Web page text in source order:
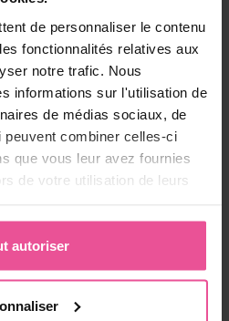
de personnaliser le contenu
fonctionnalités relatives aux
notre trafic. Nous
informations sur l'utilisation de
de médias sociaux, de
peuvent combiner celles-ci
que vous leur avez fournies
de votre utilisation de leurs
autoriser
réclamations
plus vendus